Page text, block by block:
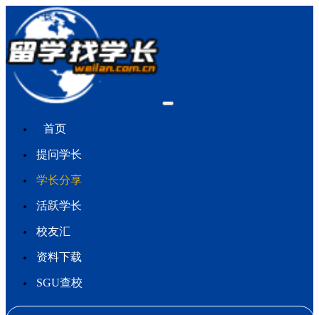
首页
提问学长
学长分享
活跃学长
校友汇
资料下载
SGU查校